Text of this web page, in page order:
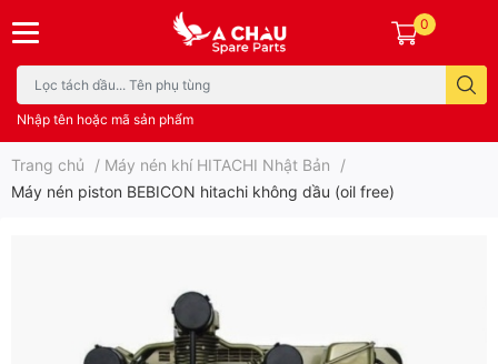
Nhập tên hoặc mã sản phẩm
0
Trang chủ / Máy nén khí HITACHI Nhật Bản
/
Máy nén piston BEBICON hitachi không dầu (oil free)